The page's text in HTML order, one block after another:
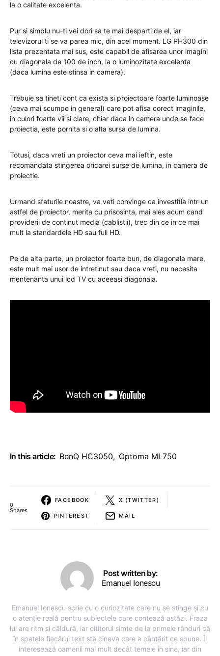
la o calitate excelenta.
Pur si simplu nu-ti vei dori sa te mai desparti de el, iar
televizorul ti se va parea mic, din acel moment. LG PH300 din
lista prezentata mai sus, este capabil de afisarea unor imagini
cu diagonala de 100 de inch, la o luminozitate excelenta
(daca lumina este stinsa in camera).
Trebuie sa tineti cont ca exista si proiectoare foarte luminoase
(ceva mai scumpe in general) care pot afisa corect imaginile,
in culori foarte vii si clare, chiar daca in camera unde se face
proiectia, este pornita si o alta sursa de lumina.
Totusi, daca vreti un proiector ceva mai ieftin, este
recomandata stingerea oricarei surse de lumina, in camera de
proiectie.
Urmand sfaturile noastre, va veti convinge ca investitia intr-un
astfel de proiector, merita cu prisosinta, mai ales acum cand
providerii de continut media (cablistii), trec din ce in ce mai
mult la standardele HD sau full HD.
Pe de alta parte, un proiector foarte bun, de diagonala mare,
este mult mai usor de intretinut sau daca vreti, nu necesita
mentenanta unui lcd TV cu aceeasi diagonala.
In this article: BenQ HC3050, Optoma ML750
0
Shares
FACEBOOK X (TWITTER)
PINTEREST MAIL
Post written by:
Emanuel Ionescu
Emanuel Ionescu scrie cu o curiozitate care nu se stinge și cu
o atenție reală pentru subiectele care contează astăzi. Fraza
lui are ritm și căldură, iar cititorul simte de la primele rânduri că
în spatele fiecărui text stă cineva care a cântărit ce spune. Îl
interesează oamenii mai mult decât temele în sine, iar din